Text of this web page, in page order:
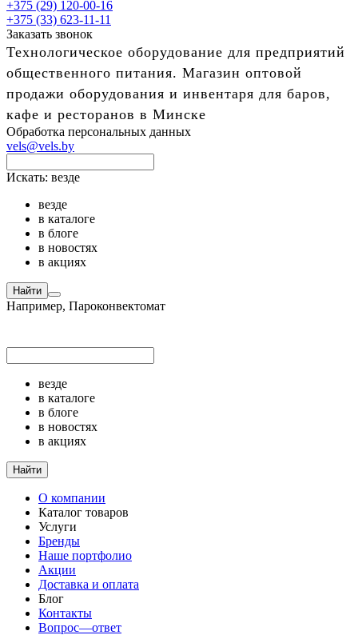
+375 (29) 120-00-16
+375 (33) 623-11-11
Заказать звонок
Технологическое оборудование для предприятий
общественного питания. Магазин оптовой
продажи оборудования и инвентаря для баров,
кафе и ресторанов в Минске
Обработка персональных данных
vels@vels.by
Искать: везде
везде
в каталоге
в блоге
в новостях
в акциях
Найти
Например, Пароконвектомат
везде
в каталоге
в блоге
в новостях
в акциях
Найти
О компании
Каталог товаров
Услуги
Бренды
Наше портфолио
Акции
Доставка и оплата
Блог
Контакты
Вопрос—ответ